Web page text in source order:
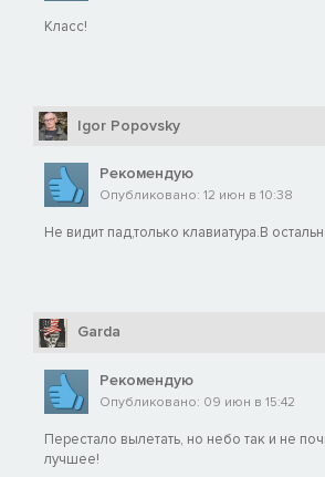
Класс!
Igor Popovsky
Рекомендую
Опубликовано: 12 июн в 10:38
Не видит пад,только клавиатура.В
Garda
Рекомендую
Опубликовано: 09 июн в 15:42
Перестало вылетать, но небо так и не
лучшее!